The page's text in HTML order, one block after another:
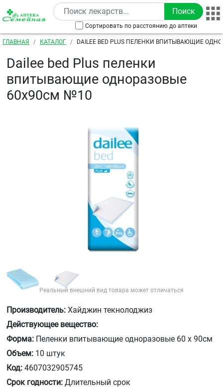
Перейти к основному содержанию
Сортировать по расстоянию до аптеки
Строка навигации
ГЛАВНАЯ КАТАЛОГ
DAILEE BED PLUS ПЕЛЕНКИ ВПИТЫВАЮЩИЕ
Dailee bed Plus пеленки
впитывающие одноразовые
60х90см №10
Реальный внешний вид товара может отличаться
Производитель: Хайджин текнолоджиз
Действующее вещество:
Форма: Пеленки впитывающие одноразовые 60 х 90см
Объем: 10 штук
Код: 4607032905745
Срок годности: Длительный срок